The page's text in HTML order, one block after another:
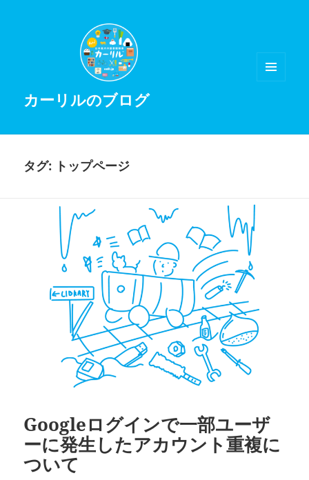
カーリルのブログ
タグ: トップページ
Googleログインで一部ユーザ
ーに発生したアカウント重複に
ついて